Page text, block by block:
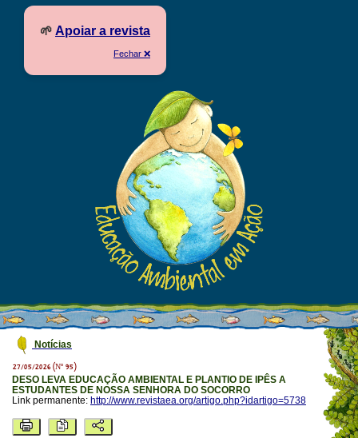
🌱 Apoiar a revista
Fechar ❌
Notícias
27/05/2026 (Nº 95)
DESO LEVA EDUCAÇÃO AMBIENTAL E PLANTIO DE IPÊS A
ESTUDANTES DE NOSSA SENHORA DO SOCORRO
Link permanente: http://www.revistaea.org/artigo.php?idartigo=5738